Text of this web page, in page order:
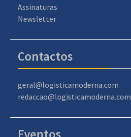
Assinaturas
Newsletter
Contactos
geral@logisticamoderna.com
redaccao@logisticamoderna.com